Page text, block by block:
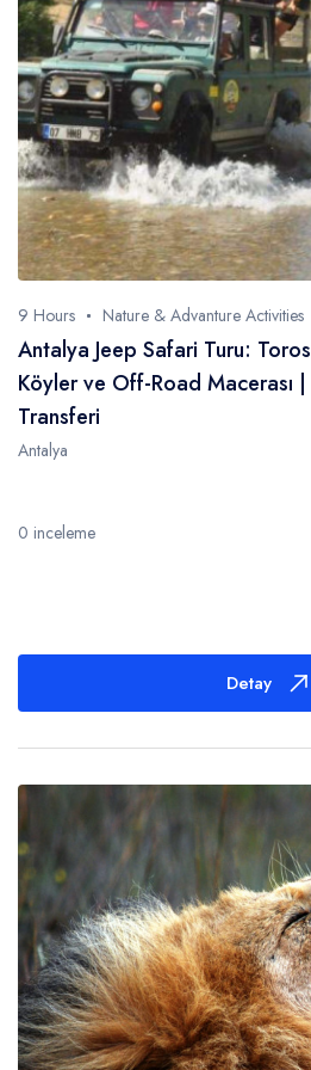
9 Hours Nature & Advanture Activities
Antalya Jeep Safari Turu:
Köyler ve Off-Road Macerası
Transferi
Antalya
0 inceleme
Detay